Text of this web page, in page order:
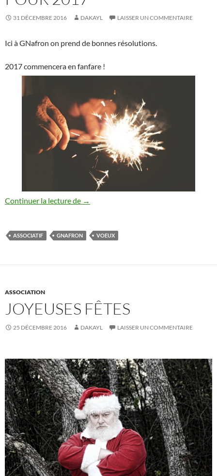
31 DÉCEMBRE 2016 DAKAYL LAISSER UN COMMENTAIRE
Ici à GNafron on prend de bonnes résolutions.
2017 commencera en fanfare !
Continuer la lecture de De bonnes résolutions pour 2017
→
ASSOCIATIF GNAFRON VOEUX
ASSOCIATION
JOYEUSES FÊTES
25 DÉCEMBRE 2016 DAKAYL LAISSER UN COMMENTAIRE